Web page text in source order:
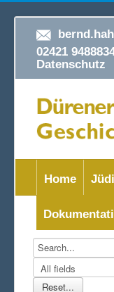
02421
Datenschutz
Home